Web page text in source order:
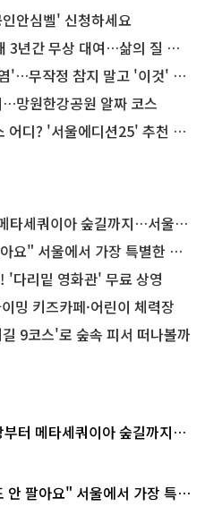
안심벨' 신청하세요
간 무상 대여…삶의 질 높인다
작정 참지 말고 '이것' 해보세요!
망원한강공원 알짜 코스
? '서울에디션25' 추천 코스
이아 숲길까지…서울둘레길 15코스
에서 가장 특별한 편의점의 정체
'다리밑 영화관' 무료 상영
밍 키즈카페·어린이 체력장
9코스'로 숲속 피서 떠나볼까
부터 메타세쿼이아 숲길까지…
안 팔아요" 서울에서 가장 특별